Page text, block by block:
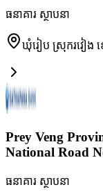
ធនាគារ ស្ថាបនា
ឃុំរៀប ស្រុករវៀង ខេ
Prey Veng
National Road
ធនាគារ ស្ថាបនា